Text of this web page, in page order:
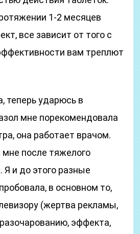
1-2 месяцев
все зависит от того с
вам треплют
теперь ударюсь в
мне порекомендовала
она работает врачом.
после тяжелого
и до этого разные
в основном то,
(жертва рекламы,
эффекта,